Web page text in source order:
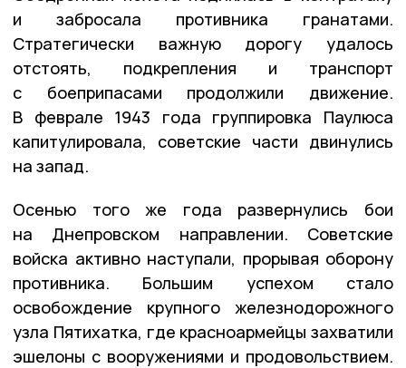
и забросала противника гранатами.
Стратегически важную дорогу удалось
отстоять, подкрепления и транспорт
с боеприпасами продолжили движение.
В феврале 1943 года группировка Паулюса
капитулировала, советские части двинулись
на запад.
Осенью того же года развернулись бои
на Днепровском направлении. Советские
войска активно наступали, прорывая оборону
противника. Большим успехом стало
освобождение крупного железнодорожного
узла Пятихатка, где красноармейцы захватили
эшелоны с вооружениями и продовольствием.